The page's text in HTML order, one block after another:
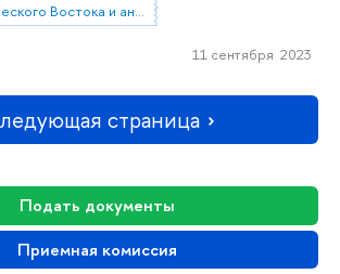
Подать документы
Приемная комиссия
Институт классического Востока и античности
11 сентября 2023
страница